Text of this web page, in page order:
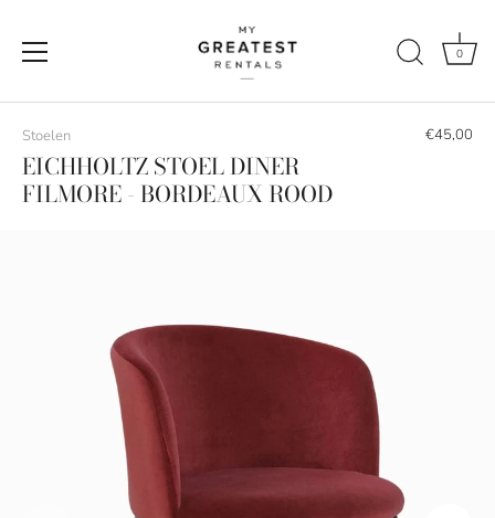
content
0
Stoelen €45,00
EICHHOLTZ STOEL DINER
FILMORE - BORDEAUX ROOD